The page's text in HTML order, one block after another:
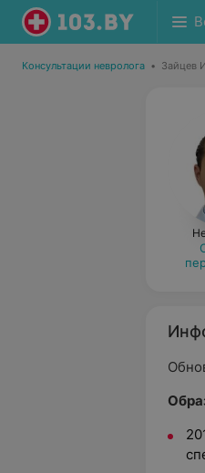
Консультации невролога • Зайцев